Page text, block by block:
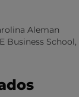
Aleman
Business School,